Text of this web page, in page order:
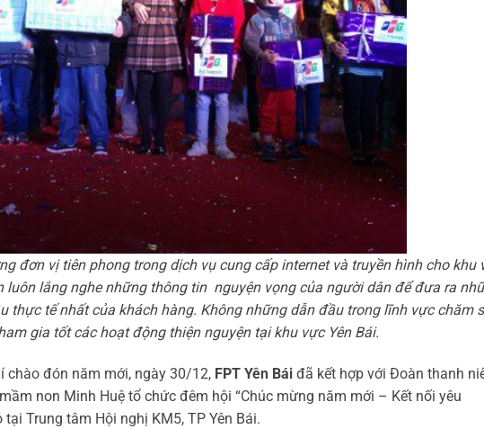
đơn vị tiên phong trong dịch vụ cung cấp internet và truyền hình cho khu
luôn lắng nghe những thông tin nguyện vọng của người dân để đưa ra
thực tế nhất của khách hàng. Không những dẫn đầu trong lĩnh vực chăm
gia tốt các hoạt động thiện nguyện tại khu vực Yên Bái.
chào đón năm mới, ngày 30/12, FPT Yên Bái đã kết hợp với Đoàn thanh
non Minh Huệ tổ chức đêm hội “Chúc mừng năm mới – Kết nối yêu
Trung tâm Hội nghị KM5, TP Yên Bái.